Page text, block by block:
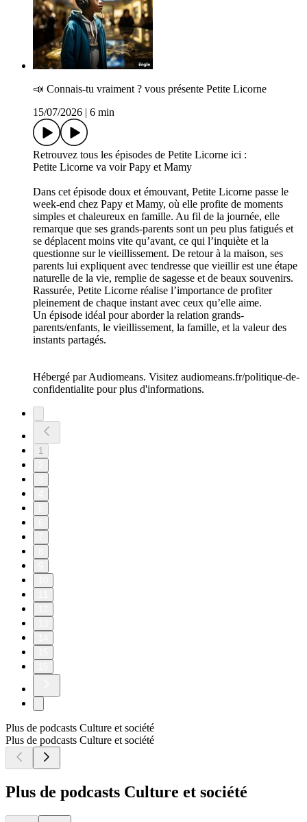
📣 C­onnais-tu vraiment ? vous présente Petite Licorne
15/07/2026
6 min
Retrouvez tous les épisodes de Petite Licorne ici :
Petite Licorne va voir Papy et Mamy
Dans cet épisode doux et émouvant, Petite Licorne passe le
week-end chez Papy et Mamy, où elle profite de moments
simples et chaleureux en famille. Au fil de la journée, elle
remarque que ses grands-parents sont un peu plus fatigués et
se déplacent moins vite qu’avant, ce qui l’inquiète et la
questionne sur le vieillissement. De retour à la maison, ses
parents lui expliquent avec tendresse que vieillir est une étape
naturelle de la vie, remplie de sagesse et de beaux souvenirs.
Rassurée, Petite Licorne réalise l’importance de profiter
pleinement de chaque instant avec ceux qu’elle aime.
Un épisode idéal pour aborder la relation grands-
parents/enfants, le vieillissement, la famille, et la valeur des
instants partagés.
Hébergé par Audiomeans. Visitez audiomeans.fr/politique-de-
confidentialite pour plus d'informations.
1
Plus de podcasts Culture et société
Plus de podcasts Culture et société
Plus de podcasts Culture et société